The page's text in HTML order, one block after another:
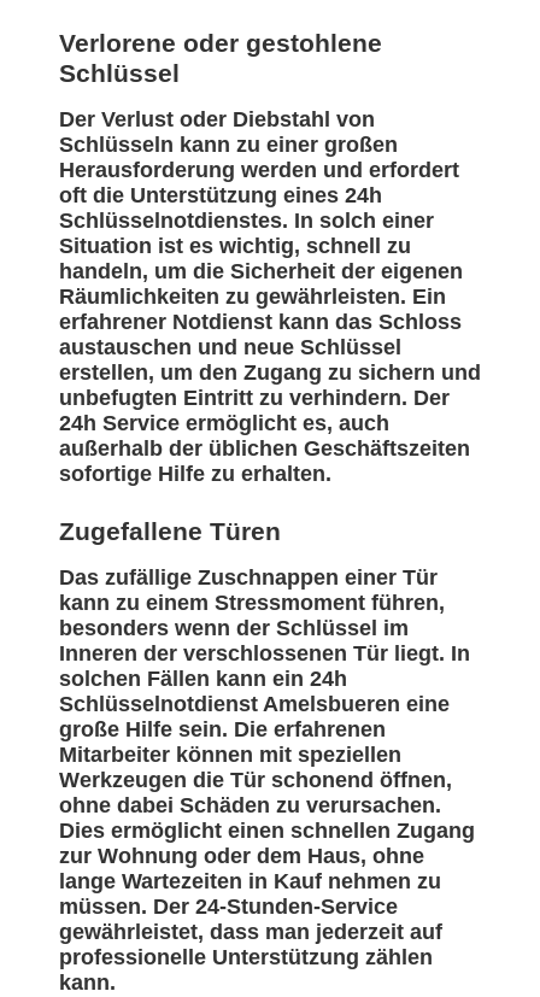
Verlorene oder gestohlene
Schlüssel
Der Verlust oder Diebstahl von
Schlüsseln kann zu einer großen
Herausforderung werden und erfordert
oft die Unterstützung eines 24h
Schlüsselnotdienstes. In solch einer
Situation ist es wichtig, schnell zu
handeln, um die Sicherheit der eigenen
Räumlichkeiten zu gewährleisten. Ein
erfahrener Notdienst kann das Schloss
austauschen und neue Schlüssel
erstellen, um den Zugang zu sichern und
unbefugten Eintritt zu verhindern. Der
24h Service ermöglicht es, auch
außerhalb der üblichen Geschäftszeiten
sofortige Hilfe zu erhalten.
Zugefallene Türen
Das zufällige Zuschnappen einer Tür
kann zu einem Stressmoment führen,
besonders wenn der Schlüssel im
Inneren der verschlossenen Tür liegt. In
solchen Fällen kann ein 24h
Schlüsselnotdienst Amelsbueren eine
große Hilfe sein. Die erfahrenen
Mitarbeiter können mit speziellen
Werkzeugen die Tür schonend öffnen,
ohne dabei Schäden zu verursachen.
Dies ermöglicht einen schnellen Zugang
zur Wohnung oder dem Haus, ohne
lange Wartezeiten in Kauf nehmen zu
müssen. Der 24-Stunden-Service
gewährleistet, dass man jederzeit auf
professionelle Unterstützung zählen
kann.